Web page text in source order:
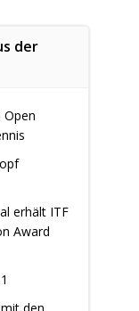
der
Open
erhält ITF
Award